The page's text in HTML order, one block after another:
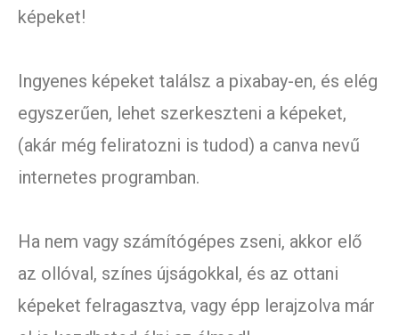
képeket!
Ingyenes képeket találsz a pixabay-en, és elég
egyszerűen, lehet szerkeszteni a képeket,
(akár még feliratozni is tudod) a canva nevű
internetes programban.
Ha nem vagy számítógépes zseni, akkor elő
az ollóval, színes újságokkal, és az ottani
képeket felragasztva, vagy épp lerajzolva már